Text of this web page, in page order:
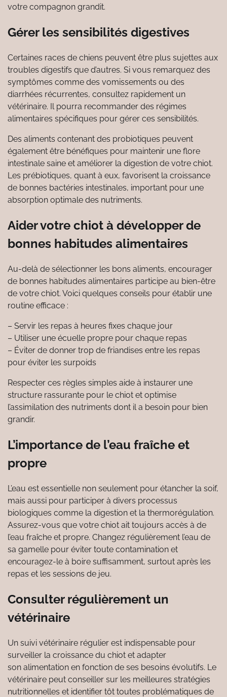
votre compagnon grandit.
Gérer les sensibilités digestives
Certaines races de chiens peuvent être plus sujettes aux
troubles digestifs que d’autres. Si vous remarquez des
symptômes comme des vomissements ou des
diarrhées récurrentes, consultez rapidement un
vétérinaire. Il pourra recommander des régimes
alimentaires spécifiques pour gérer ces sensibilités.
Des aliments contenant des probiotiques peuvent
également être bénéfiques pour maintenir une flore
intestinale saine et améliorer la digestion de votre chiot.
Les prébiotiques, quant à eux, favorisent la croissance
de bonnes bactéries intestinales, important pour une
absorption optimale des nutriments.
Aider votre chiot à développer de
bonnes habitudes alimentaires
Au-delà de sélectionner les bons aliments, encourager
de bonnes habitudes alimentaires participe au bien-être
de votre chiot. Voici quelques conseils pour établir une
routine efficace :
– Servir les repas à heures fixes chaque jour
– Utiliser une écuelle propre pour chaque repas
– Éviter de donner trop de friandises entre les repas
pour éviter les surpoids
Respecter ces règles simples aide à instaurer une
structure rassurante pour le chiot et optimise
l’assimilation des nutriments dont il a besoin pour bien
grandir.
L’importance de l’eau fraîche et
propre
L’eau est essentielle non seulement pour étancher la soif,
mais aussi pour participer à divers processus
biologiques comme la digestion et la thermorégulation.
Assurez-vous que votre chiot ait toujours accès à de
l’eau fraîche et propre. Changez régulièrement l’eau de
sa gamelle pour éviter toute contamination et
encouragez-le à boire suffisamment, surtout après les
repas et les sessions de jeu.
Consulter régulièrement un
vétérinaire
Un suivi vétérinaire régulier est indispensable pour
surveiller la croissance du chiot et adapter
son alimentation en fonction de ses besoins évolutifs. Le
vétérinaire peut conseiller sur les meilleures stratégies
nutritionnelles et identifier tôt toutes problématiques de